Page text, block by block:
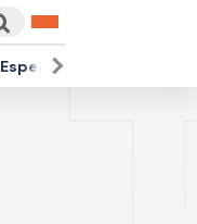
Espectáculos